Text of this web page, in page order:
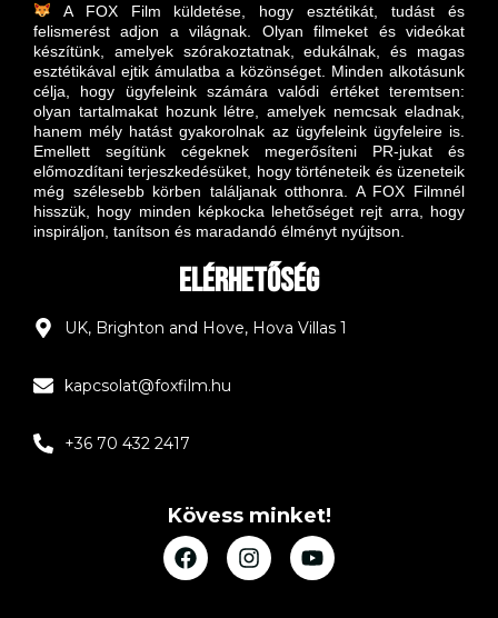
A FOX Film küldetése, hogy esztétikát, tudást és
felismerést adjon a világnak.
Olyan filmeket és videókat
készítünk, amelyek szórakoztatnak, edukálnak, és magas
esztétikával ejtik ámulatba a közönséget. Minden alkotásunk
célja, hogy ügyfeleink számára valódi értéket teremtsen:
olyan tartalmakat hozunk létre, amelyek nemcsak eladnak,
hanem mély hatást gyakorolnak az ügyfeleink ügyfeleire is.
Emellett segítünk cégeknek megerősíteni PR-jukat és
előmozdítani terjeszkedésüket, hogy történeteik és üzeneteik
még szélesebb körben találjanak otthonra. A FOX Filmnél
hisszük, hogy minden képkocka lehetőséget rejt arra, hogy
inspiráljon, tanítson és maradandó élményt nyújtson.
Elérhetőség
UK, Brighton and Hove, Hova Villas 1
kapcsolat@foxfilm.hu
+36 70 432 2417
Kövess minket!